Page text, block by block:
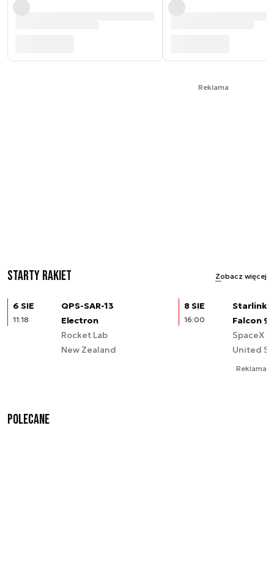
Reklama
Starty rakiet Zobacz więcej
6 SIE
11:18
QPS-SAR-13
Electron
Rocket Lab
New Zealand
8 SIE
16:00
Starlink
Falcon 9
SpaceX
United
Reklama
Polecane